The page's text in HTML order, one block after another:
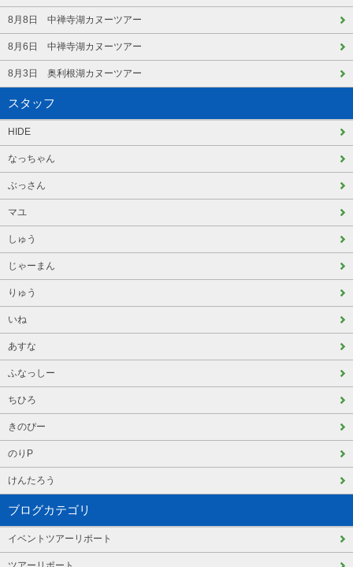
8月8日 中禅寺湖カヌーツアー
8月6日 中禅寺湖カヌーツアー
8月3日 奥利根湖カヌーツアー
スタッフ
HIDE
なっちゃん
ぶっさん
マユ
しゅう
じゃーまん
りゅう
いね
あすな
ふなっしー
ちひろ
きのぴー
のりP
けんたろう
ブログカテゴリ
イベントツアーリポート